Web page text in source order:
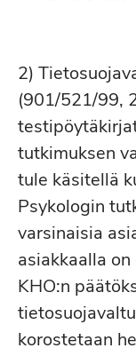
2)
(901/521/99,
tutkimuksen
tule käsitellä
Psykologin
varsinaisia
asiakkaalla
KHO:n
korostetaan